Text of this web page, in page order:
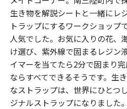
生き物を解説シートと一緒にレ
トラップにするワークショップ
人気でした。お気に入りの花、
け選び、紫外線で固まるレジン
イマーを当てたら2分で固まり
ならすべてできるそうです。生
なストラップは、世界にひとつ
ジナルストラップになりました。